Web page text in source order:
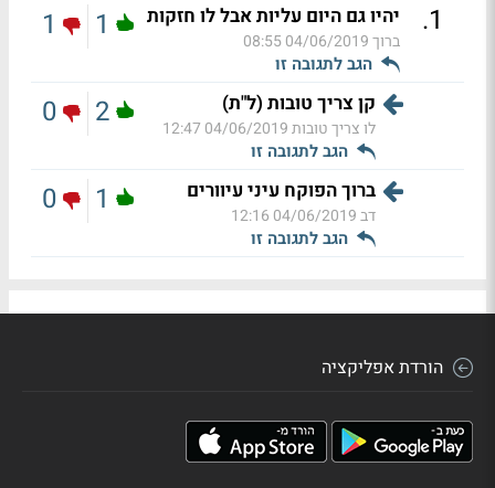
1
. יהיו גם היום עליות אבל לו חזקות
ברוך04/06/2019 08:55
הגב לתגובה זו
1
1
קן צריך טובות (ל"ת)
לו צריך טובות04/06/2019 12:47
הגב לתגובה זו
2
0
ברוך הפוקח עיני עיוורים
דב04/06/2019 12:16
הגב לתגובה זו
1
0
הורדת אפליקציה